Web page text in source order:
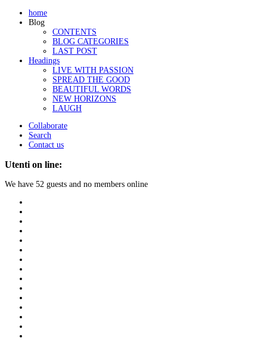
home
Blog
CONTENTS
BLOG CATEGORIES
LAST POST
Headings
LIVE WITH PASSION
SPREAD THE GOOD
BEAUTIFUL WORDS
NEW HORIZONS
LAUGH
Collaborate
Search
Contact us
Utenti on line:
We have 52 guests and no members online